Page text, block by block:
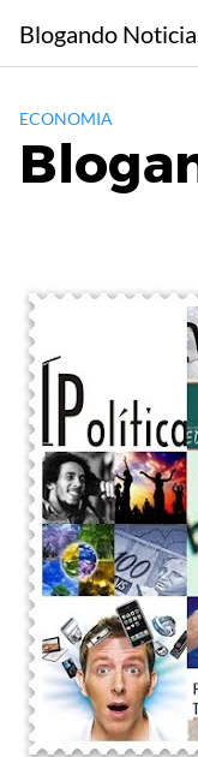
content
Blogando
ECONOMIA